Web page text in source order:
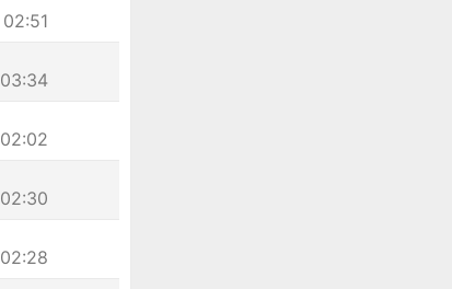
02:51
03:34
02:02
02:30
02:28